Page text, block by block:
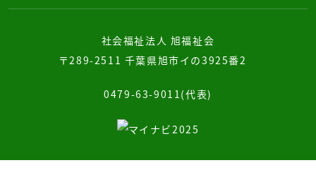
社会福祉法人 旭福祉会
〒289-2511 千葉県旭市イの3925番2
0479-63-9011(代表)